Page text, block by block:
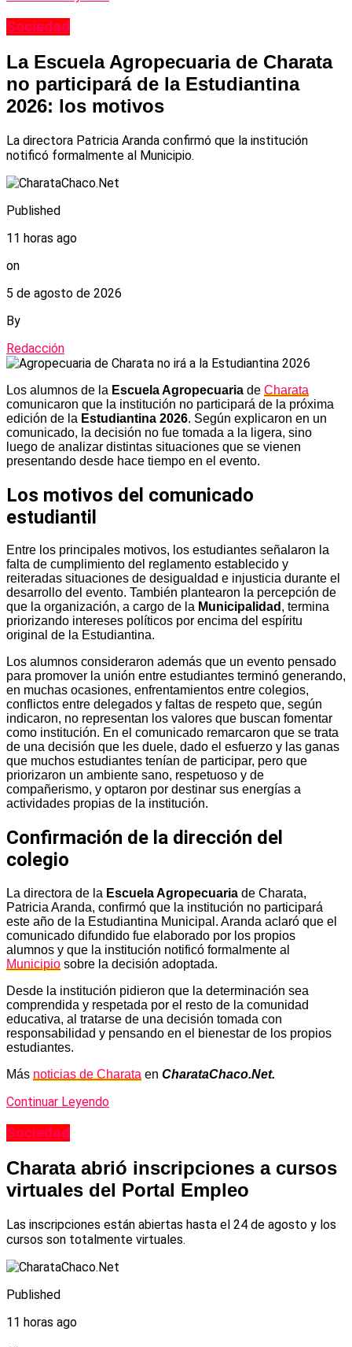
Sociedad
La Escuela Agropecuaria de Charata
no participará de la Estudiantina
2026: los motivos
La directora Patricia Aranda confirmó que la institución
notificó formalmente al Municipio.
Published
11 horas ago
on
5 de agosto de 2026
By
Redacción
Los alumnos de la Escuela Agropecuaria de Charata
comunicaron que la institución no participará de la próxima
edición de la Estudiantina 2026. Según explicaron en un
comunicado, la decisión no fue tomada a la ligera, sino
luego de analizar distintas situaciones que se vienen
presentando desde hace tiempo en el evento.
Los motivos del comunicado
estudiantil
Entre los principales motivos, los estudiantes señalaron la
falta de cumplimiento del reglamento establecido y
reiteradas situaciones de desigualdad e injusticia durante el
desarrollo del evento. También plantearon la percepción de
que la organización, a cargo de la Municipalidad , termina
priorizando intereses políticos por encima del espíritu
original de la Estudiantina.
Los alumnos consideraron además que un evento pensado
para promover la unión entre estudiantes terminó generando,
en muchas ocasiones, enfrentamientos entre colegios,
conflictos entre delegados y faltas de respeto que, según
indicaron, no representan los valores que buscan fomentar
como institución. En el comunicado remarcaron que se trata
de una decisión que les duele, dado el esfuerzo y las ganas
que muchos estudiantes tenían de participar, pero que
priorizaron un ambiente sano, respetuoso y de
compañerismo, y optaron por destinar sus energías a
actividades propias de la institución.
Confirmación de la dirección del
colegio
La directora de la Escuela Agropecuaria de Charata,
Patricia Aranda, confirmó que la institución no participará
este año de la Estudiantina Municipal. Aranda aclaró que el
comunicado difundido fue elaborado por los propios
alumnos y que la institución notificó formalmente al
Municipio sobre la decisión adoptada.
Desde la institución pidieron que la determinación sea
comprendida y respetada por el resto de la comunidad
educativa, al tratarse de una decisión tomada con
responsabilidad y pensando en el bienestar de los propios
estudiantes.
Más noticias de Charata en CharataChaco.Net.
Continuar Leyendo
Sociedad
Charata abrió inscripciones a cursos
virtuales del Portal Empleo
Las inscripciones están abiertas hasta el 24 de agosto y los
cursos son totalmente virtuales.
Published
11 horas ago